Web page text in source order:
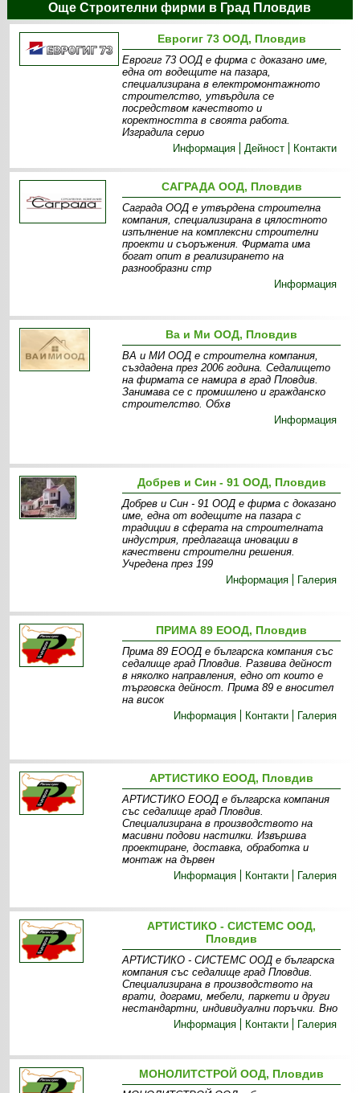
Още Строителни фирми в Град Пловдив
Еврогиг 73 ООД, Пловдив
Еврогиг 73 ООД е фирма с доказано име,
една от водещите на пазара,
специализирана в електромонтажното
строителство, утвърдила се
посредством качеството и
коректността в своята работа.
Изградила серио
Информация
Дейност Контакти
САГРАДА ООД, Пловдив
Саграда ООД е утвърдена строителна
компания, специализирана в цялостното
изпълнение на комплексни строителни
проекти и съоръжения. Фирмата има
богат опит в реализирането на
разнообразни стр
Информация
Ва и Ми ООД, Пловдив
ВА и МИ ООД е строителна компания,
създадена през 2006 година. Седалището
на фирмата се намира в град Пловдив.
Занимава се с промишлено и гражданско
строителство. Обхв
Информация
Добрев и Син - 91 ООД, Пловдив
Добрев и Син - 91 ООД е фирма с доказано
име, една от водещите на пазара с
традиции в сферата на строителната
индустрия, предлагаща иновации в
качествени строителни решения.
Учредена през 199
Информация
Галерия
ПРИМА 89 ЕООД, Пловдив
Прима 89 ЕООД е българска компания със
седалище град Пловдив. Развива дейност
в няколко направления, едно от които е
търговска дейност. Прима 89 е вносител
на висок
Информация
Контакти Галерия
АРТИСТИКО ЕООД, Пловдив
АРТИСТИКО ЕООД е българска компания
със седалище град Пловдив.
Специализирана в производството на
масивни подови настилки. Извършва
проектиране, доставка, обработка и
монтаж на дървен
Информация
Контакти Галерия
АРТИСТИКО - СИСТЕМС ООД,
Пловдив
АРТИСТИКО - СИСТЕМС ООД е българска
компания със седалище град Пловдив.
Специализирана в производството на
врати, дограми, мебели, паркети и други
нестандартни, индивидуални поръчки. Вно
Информация
Контакти Галерия
МОНОЛИТСТРОЙ ООД, Пловдив